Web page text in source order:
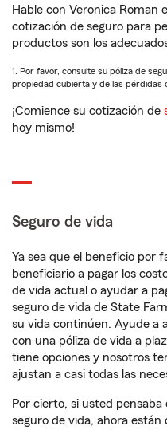
Hable con Veronica Roman
cotización de seguro para
productos son los
1. Por favor, consulte su póliza de
propiedad cubierta y de las pérdidas
¡Comience su cotización de
hoy mismo!
Seguro de vida
Ya sea que el beneficio por
beneficiario a pagar los
de vida actual o ayudar a
seguro de vida de State
su vida continúen. Ayude a
con una póliza de vida a
tiene opciones y nosotros
ajustan a casi todas las
Por cierto, si usted
seguro de vida, ahora están